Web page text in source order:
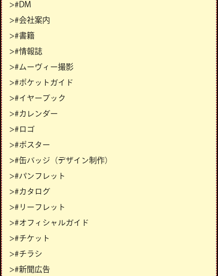
>#DM
>#会社案内
>#書籍
>#情報誌
>#ムーヴィー撮影
>#ポケットガイド
>#イヤーブック
>#カレンダー
>#ロゴ
>#ポスター
>#缶バッジ（デザイン制作）
>#パンフレット
>#カタログ
>#リーフレット
>#オフィシャルガイド
>#チケット
>#チラシ
>#新聞広告